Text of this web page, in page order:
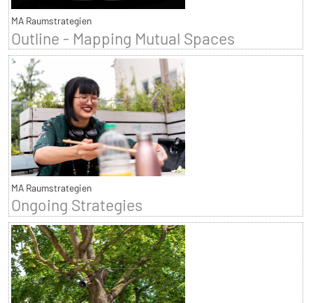
MA Raumstrategien
Outline - Mapping Mutual Spaces
MA Raumstrategien
Ongoing Strategies